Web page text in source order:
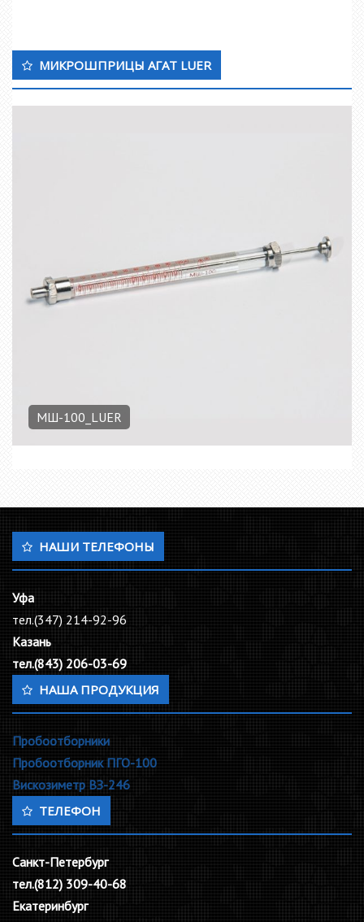
МИКРОШПРИЦЫ АГАТ LUER
МШ-100_LUER
НАШИ ТЕЛЕФОНЫ
Уфа
тел.(347) 214-92-96
Казань
тел.(843) 206-03-69
НАША ПРОДУКЦИЯ
Пробоотборники
Пробоотборник ПГО-100
Вискозиметр ВЗ-246
ТЕЛЕФОН
Санкт-Петербург
тел.(812) 309-40-68
Екатеринбург